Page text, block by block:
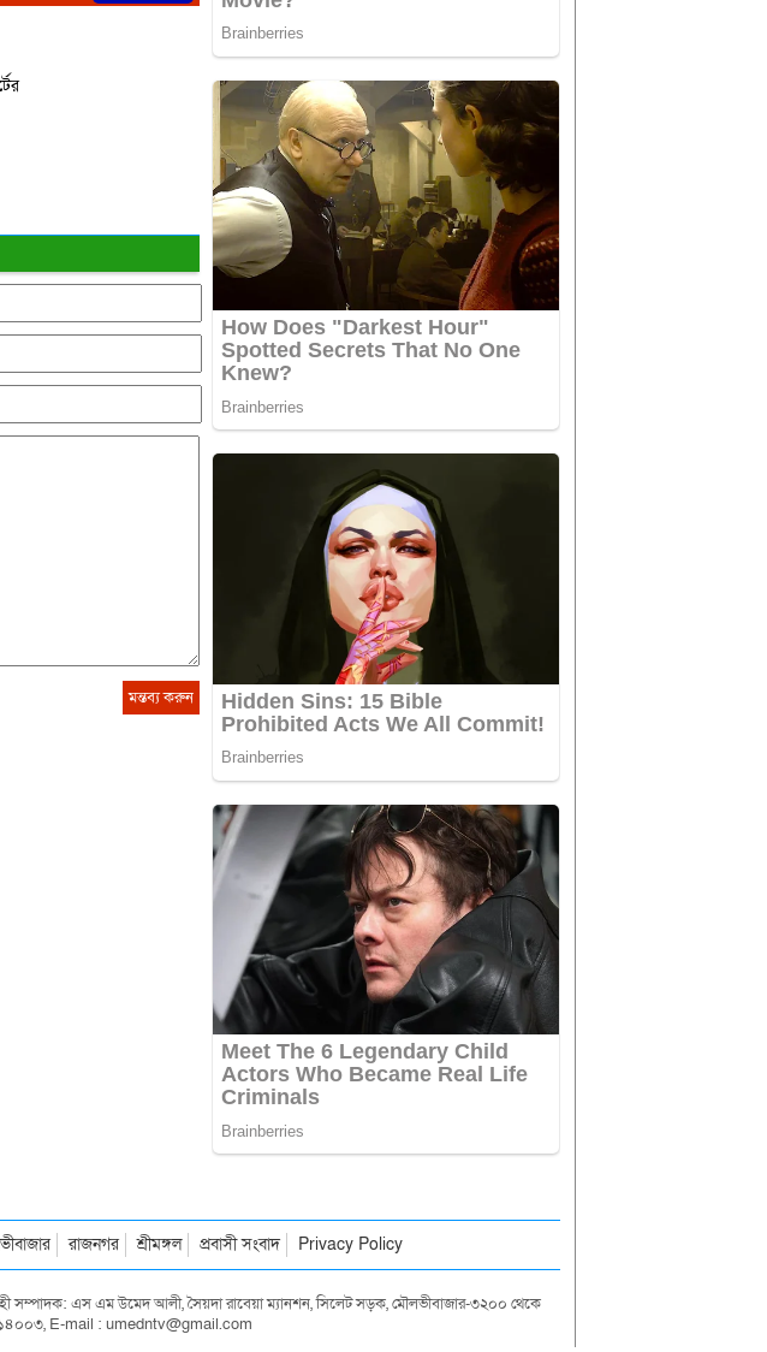
রাজনগর শ্রীমঙ্গল প্রবাসী সংবাদ Privacy Policy
সম্পাদক: এস এম উমেদ আলী, সৈয়দা রাবেয়া ম্যানশন, সিলেট সড়ক, মৌলভীবাজার-৩২০০ থেকে
E-mail : umedntv@gmail.com